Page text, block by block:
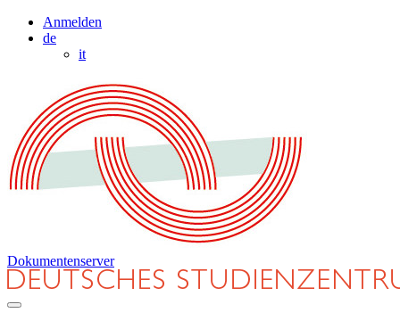
Anmelden
de
it
Dokumentenserver